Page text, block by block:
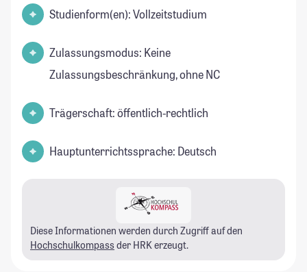
Studienform(en): Vollzeitstudium
Zulassungsmodus: Keine
Zulassungsbeschränkung, ohne NC
Trägerschaft: öffentlich-rechtlich
Hauptunterrichtssprache: Deutsch
Diese Informationen werden durch Zugriff auf den
Hochschulkompass der HRK erzeugt.